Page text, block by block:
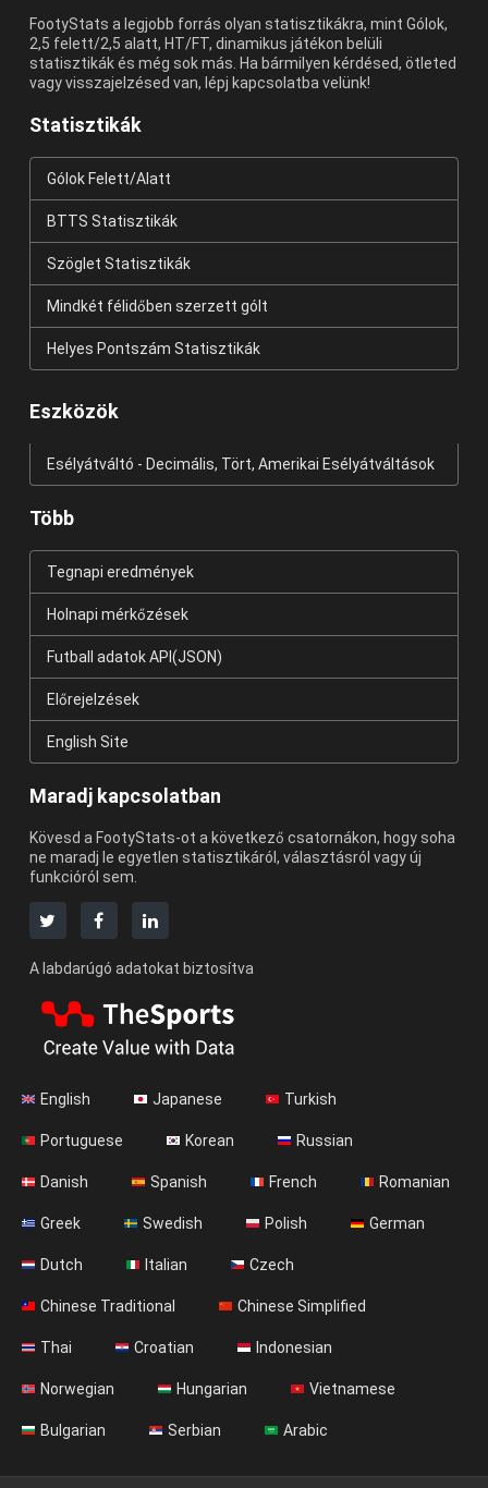
FootyStats a legjobb forrás olyan statisztikákra, mint Gólok,
2,5 felett/2,5 alatt, HT/FT, dinamikus játékon belüli
statisztikák és még sok más. Ha bármilyen kérdésed, ötleted
vagy visszajelzésed van, lépj kapcsolatba velünk!
Statisztikák
Gólok Felett/Alatt
BTTS Statisztikák
Szöglet Statisztikák
Mindkét félidőben szerzett gólt
Helyes Pontszám Statisztikák
Eszközök
Esélyátváltó - Decimális, Tört, Amerikai Esélyátváltások
Több
Tegnapi eredmények
Holnapi mérkőzések
Futball adatok API(JSON)
Előrejelzések
English Site
Maradj kapcsolatban
Kövesd a FootyStats-ot a következő csatornákon, hogy soha
ne maradj le egyetlen statisztikáról, választásról vagy új
funkcióról sem.
A labdarúgó adatokat biztosítva
English Japanese Turkish
Portuguese Korean Russian
Danish Spanish French Romanian
Greek Swedish Polish German
Dutch Italian Czech
Chinese Traditional Chinese Simplified
Thai Croatian Indonesian
Norwegian Hungarian Vietnamese
Bulgarian Serbian Arabic